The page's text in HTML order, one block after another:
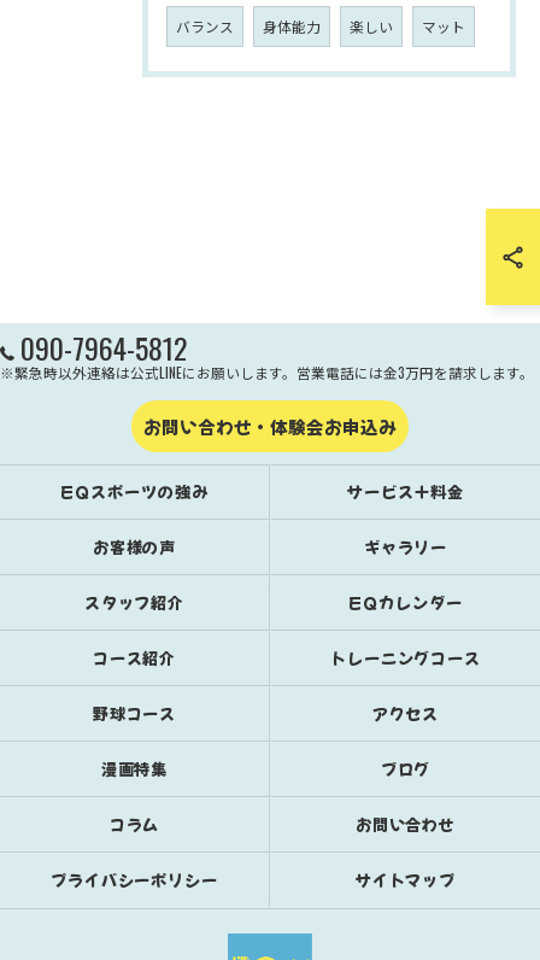
バランス 身体能力 楽しい マット
090-7964-5812
※緊急時以外連絡は公式LINEにお願いします。営業電話には金3万円を請求します。
お問い合わせ・体験会お申込み
EQスポーツの強み サービス＋料金
お客様の声 ギャラリー
スタッフ紹介 EQカレンダー
コース紹介 トレーニングコース
野球コース アクセス
漫画特集 ブログ
コラム お問い合わせ
プライバシーポリシー サイトマップ